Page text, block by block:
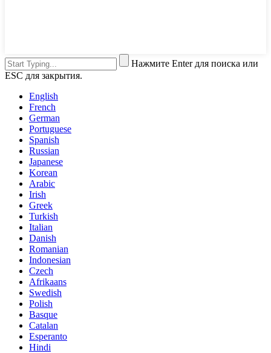
Нажмите Enter для поиска или
ESC для закрытия.
English
French
German
Portuguese
Spanish
Russian
Japanese
Korean
Arabic
Irish
Greek
Turkish
Italian
Danish
Romanian
Indonesian
Czech
Afrikaans
Swedish
Polish
Basque
Catalan
Esperanto
Hindi